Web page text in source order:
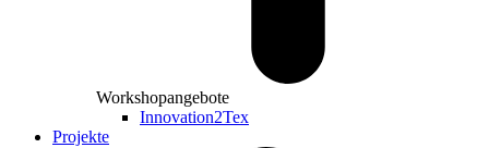
Workshopangebote
Innovation2Tex
Projekte